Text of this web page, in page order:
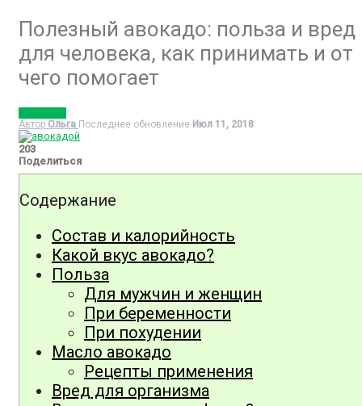
Полезный авокадо: польза и вред
для человека, как принимать и от
чего помогает
Автор Ольга Последнее обновление Июл 11, 2018
203
Поделиться
Содержание
Состав и калорийность
Какой вкус авокадо?
Польза
Для мужчин и женщин
При беременности
При похудении
Масло авокадо
Рецепты применения
Вред для организма